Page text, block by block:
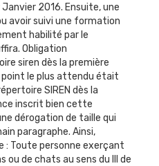
2016. Ensuite, une
avoir suivi une formation
habilité par le
Obligation
siren dès la première
le plus attendu était
SIREN dès la
inscrit bien cette
dérogation de taille qui
paragraphe. Ainsi,
: Toute personne exerçant
ou de chats au sens du III de